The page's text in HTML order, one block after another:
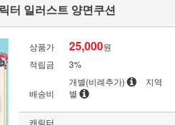
터 일러스트 양면쿠션
상품가 25,000원
적립금
3%
배송비
개별(비례추가)
지역
별
캐릭터